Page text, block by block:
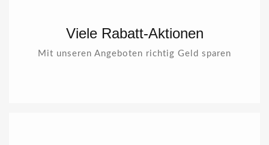
Viele Rabatt-Aktionen
Mit unseren Angeboten richtig Geld sparen